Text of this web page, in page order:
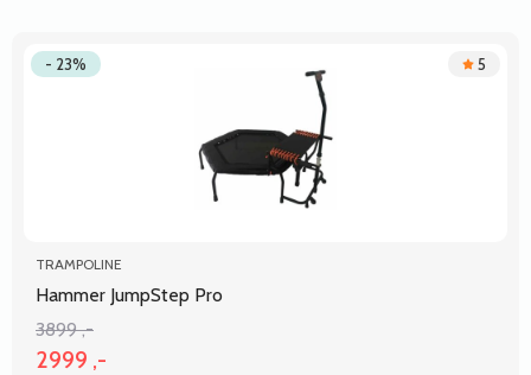
- 23% 5
TRAMPOLINE
Hammer JumpStep Pro
3899 ,-
2999 ,-